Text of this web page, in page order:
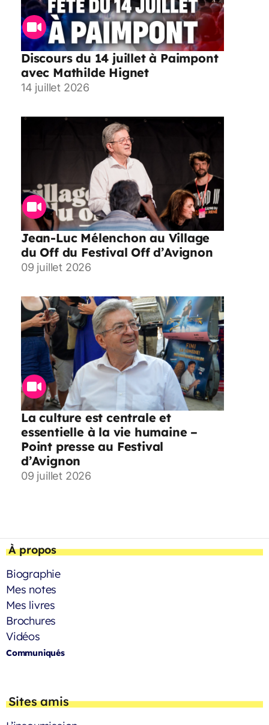
Discours du 14 juillet à Paimpont
avec Mathilde Hignet
14 juillet 2026
Jean-Luc Mélenchon au Village
du Off du Festival Off d’Avignon
09 juillet 2026
La culture est centrale et
essentielle à la vie humaine –
Point presse au Festival
d’Avignon
09 juillet 2026
À propos
Biographie
Mes notes
Mes livres
Brochures
Vidéos
Communiqués
Sites amis